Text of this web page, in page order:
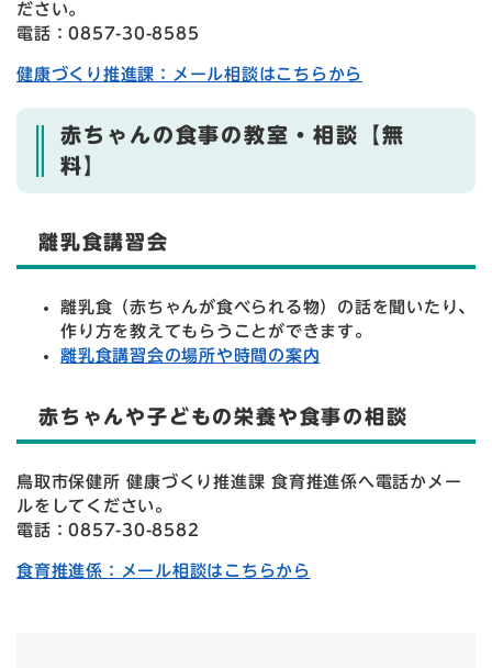
ださい。
電話：0857-30-8585
健康づくり推進課：メール相談はこちらから
赤ちゃんの食事の教室・相談【無
料】
離乳食講習会
離乳食（赤ちゃんが食べられる物）の話を聞いたり、
作り方を教えてもらうことができます。
離乳食講習会の場所や時間の案内
赤ちゃんや子どもの栄養や食事の相談
鳥取市保健所 健康づくり推進課 食育推進係へ電話かメー
ルをしてください。
電話：0857-30-8582
食育推進係：メール相談はこちらから